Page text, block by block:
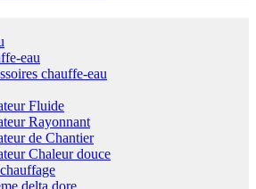
eau
chauffe-eau
Fluide
Rayonnant
de Chantier
Chaleur douce
delta dore